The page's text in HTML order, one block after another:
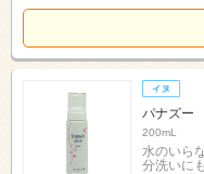
パナズー
200mL
水のいら
分洗いに